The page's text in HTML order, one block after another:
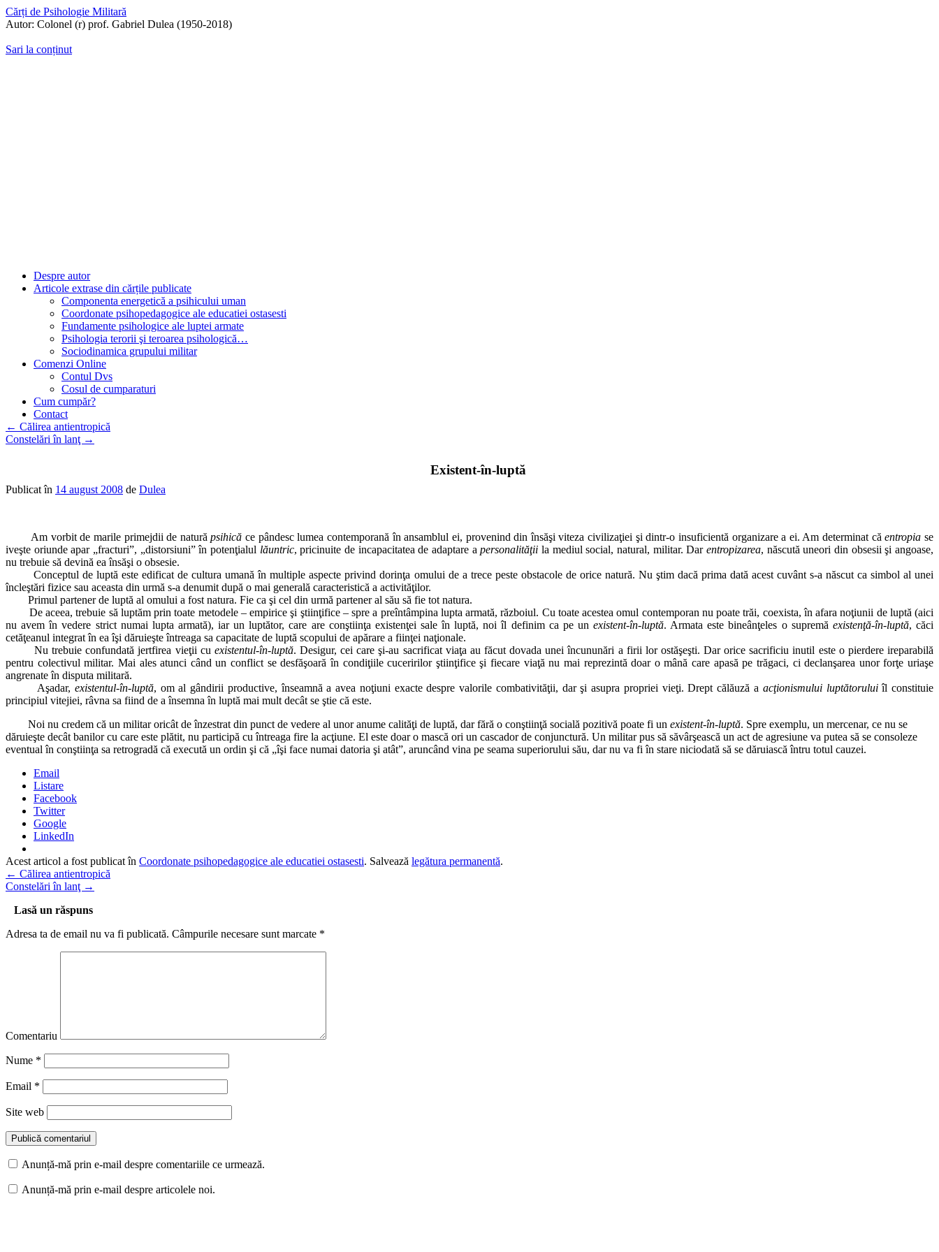
Cărți de Psihologie Militară
Autor: Colonel (r) prof. Gabriel Dulea (1950-2018)
Sari la conținut
Despre autor
Articole extrase din cărțile publicate
Componenta energetică a psihicului uman
Coordonate psihopedagogice ale educatiei ostasesti
Fundamente psihologice ale luptei armate
Psihologia terorii şi teroarea psihologică…
Sociodinamica grupului militar
Comenzi Online
Contul Dvs
Cosul de cumparaturi
Cum cumpăr?
Contact
← Călirea antientropică
Constelări în lanţ →
Existent-în-luptă
Publicat în 14 august 2008 de Dulea
Am vorbit de marile primejdii de naturăpsihică ce pândesc lumea contemporană în ansamblul ei, provenind din însăşi viteza civilizaţiei şi dintr-o insuficientă organizare a ei. Am determinat căentropia se
iveşte oriunde apar „fracturi”, „distorsiuni” în potenţialul lăuntric, pricinuite de incapacitatea de adaptare apersonalităţii la mediul social, natural, militar. Darentropizarea, născută uneori din obsesii şi angoase,
nu trebuie să devină ea însăşi o obsesie.
Conceptul de luptă este edificat de cultura umană în multiple aspecte privind dorinţa omului de a trece peste obstacole de orice natură. Nu ştim dacă prima dată acest cuvânt s-a născut ca simbol al unei
încleştări fizice sau aceasta din urmă s-a denumit după o mai generală caracteristică a activităţilor.
Primul partener de luptă al omului a fost natura. Fie ca şi cel din urmă partener al său să fie tot natura.
De aceea, trebuie să luptăm prin toate metodele – empirice şi ştiinţifice – spre a preîntâmpina lupta armată, războiul. Cu toate acestea omul contemporan nu poate trăi, coexista, în afara noţiunii de luptă (aici
nu avem în vedere strict numai lupta armată), iar un luptător, care are conştiinţa existenţei sale în luptă, noi îl definim ca pe unexistent-în-luptă. Armata este bineânţeles o supremă existenţă-în-luptă, căci
cetăţeanul integrat în ea îşi dăruieşte întreaga sa capacitate de luptă scopului de apărare a fiinţei naţionale.
Nu trebuie confundată jertfirea vieţii cu existentul-în-luptă. Desigur, cei care şi-au sacrificat viaţa au făcut dovada unei încununări a firii lor ostăşeşti. Dar orice sacrificiu inutil este o pierdere ireparabilă
pentru colectivul militar. Mai ales atunci când un conflict se desfăşoară în condiţiile cuceririlor ştiinţifice şi fiecare viaţă nu mai reprezintă doar o mână care apasă pe trăgaci, ci declanşarea unor forţe uriaşe
angrenate în disputa militară.
Aşadar, existentul-în-luptă, om al gândirii productive, înseamnă a avea noţiuni exacte despre valorile combativităţii, dar şi asupra propriei vieţi. Drept călăuză a acţionismului luptătoruluiîl constituie
principiul vitejiei, râvna sa fiind de a însemna în luptă mai mult decât se ştie că este.
Noi nu credem că un militar oricât de înzestrat din punct de vedere al unor anume calităţi de luptă, dar fără o conştiinţă socială pozitivă poate fi un existent-în-luptă. Spre exemplu, un mercenar, ce nu se
dăruieşte decât banilor cu care este plătit, nu participă cu întreaga fire la acţiune. El este doar o mască ori un cascador de conjunctură. Un militar pus să săvârşească un act de agresiune va putea să se consoleze
eventual în conştiinţa sa retrogradă că execută un ordin şi că „îşi face numai datoria şi atât”, aruncând vina pe seama superiorului său, dar nu va fi în stare niciodată să se dăruiască întru totul cauzei.
Email
Listare
Facebook
Twitter
Google
LinkedIn
Acest articol a fost publicat în Coordonate psihopedagogice ale educatiei ostasesti. Salvează legătura permanentă.
← Călirea antientropică
Constelări în lanţ →
Lasă un răspuns
Adresa ta de email nu va fi publicată. Câmpurile necesare sunt marcate *
Comentariu
Nume *
Email *
Site web
Anunță-mă prin e-mail despre comentariile ce urmează.
Anunță-mă prin e-mail despre articolele noi.